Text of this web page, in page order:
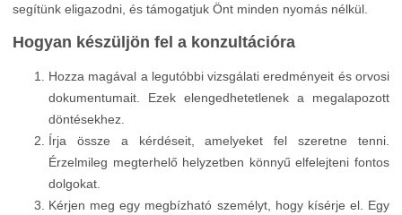
segítünk eligazodni, és támogatjuk Önt minden nyomás nélkül.
Hogyan készüljön fel a konzultációra
Hozza magával a legutóbbi vizsgálati eredményeit és orvosi
dokumentumait. Ezek elengedhetetlenek a megalapozott
döntésekhez.
Írja össze a kérdéseit, amelyeket fel szeretne tenni.
Érzelmileg megterhelő helyzetben könnyű elfelejteni fontos
dolgokat.
Kérjen meg egy megbízható személyt, hogy kísérje el. Egy